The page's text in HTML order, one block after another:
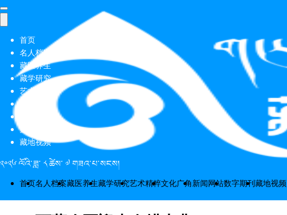
首页
名人档案
藏医养生
藏学研究
艺术精粹
数字期刊
藏地视频
༢༠༢༦ ལོའི་ཟླ་ ༨ ཚེས་ ༧ གཟའ་པ་སངས།
首页名人档案藏医养生藏学研究艺术精粹文化广角新闻网站数字期刊藏地视频